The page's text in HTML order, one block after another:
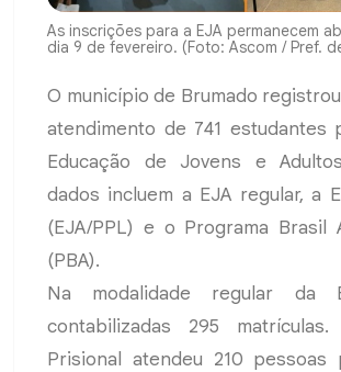
As inscrições para a EJA permanecem
dia 9 de fevereiro. (Foto: Ascom / Pref.
O município de Brumado
atendimento de 741 estudantes
Educação de Jovens e
dados incluem a EJA regular, a
(EJA/PPL) e o Programa Brasil
(PBA).
Na modalidade regular da
contabilizadas 295
Prisional atendeu 210 pessoas